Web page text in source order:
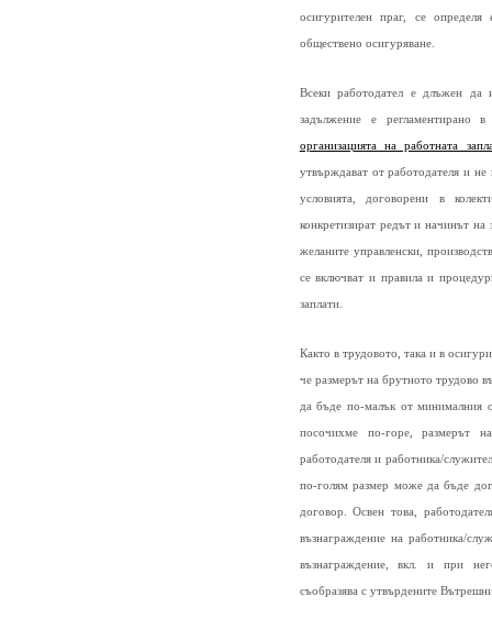
осигурителен праг, се
обществено осигуряване.
Всеки работодател е длъжен да
задължение е регламентирано
организацията на работната
утвърждават от работодателя и
условията, договорени в
конкретизират редът и начинът на
желаните управленски,
се включват и правила и
заплати.
Както в трудовото, така и в
че размерът на брутното трудово
да бъде по-малък от минималния
посочихме по-горе, размерът
работодателя и работника/
по-голям размер може да бъде
договор. Освен това,
възнаграждение на работника/
възнаграждение, вкл. и при
съобразява с утвърдените